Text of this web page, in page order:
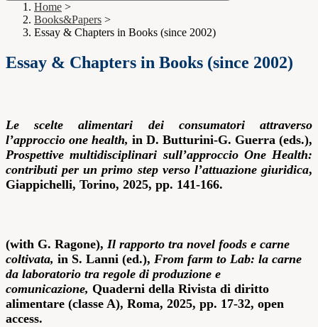
Home >
Books&Papers >
Essay & Chapters in Books (since 2002)
Essay & Chapters in Books (since 2002)
Le scelte alimentari dei consumatori attraverso
l’approccio one health, in D. Butturini-G. Guerra (eds.),
Prospettive multidisciplinari sull’approccio One Health:
contributi per un primo step verso l’attuazione giuridica,
Giappichelli, Torino, 2025, pp. 141-166.
(with G. Ragone), Il rapporto tra novel foods e carne
coltivata, in S. Lanni (ed.), From farm to Lab: la carne
da laboratorio tra regole di produzione e
comunicazione, Quaderni della Rivista di diritto
alimentare (classe A), Roma, 2025, pp. 17-32, open
access.